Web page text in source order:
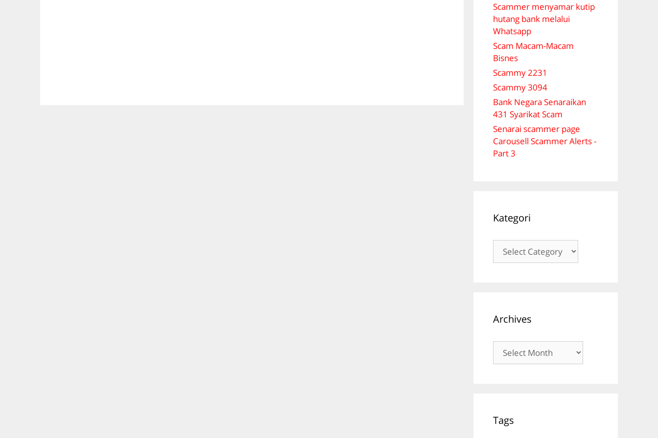
Scammer menyamar kutip
hutang bank melalui
Whatsapp
Scam Macam-Macam
Bisnes
Scammy 2231
Scammy 3094
Bank Negara Senaraikan
431 Syarikat Scam
Senarai scammer page
Carousell Scammer Alerts -
Part 3
Kategori
Kategori
Archives
Archives
Tags